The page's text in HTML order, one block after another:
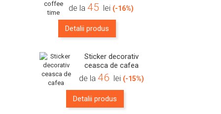
de la 45 lei (-16%)
Detalii produs
Sticker decorativ
ceasca de cafea
de la 46 lei (-15%)
Detalii produs